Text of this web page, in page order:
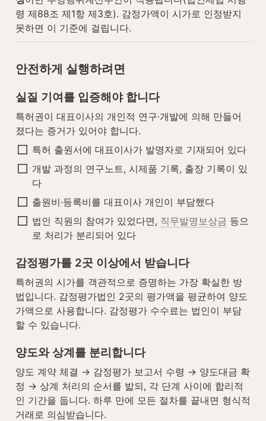
령 제88조 제1항 제3호). 감정가액이 시가로 인정받지
못하면 이 기준에 걸립니다.
안전하게 실행하려면
실질 기여를 입증해야 합니다
특허권이 대표이사의 개인적 연구·개발에 의해 만들어
졌다는 증거가 있어야 합니다.
특허 출원서에 대표이사가 발명자로 기재되어 있다
개발 과정의 연구노트, 시제품 기록, 출장 기록이 있
다
출원비·등록비를 대표이사 개인이 부담했다
법인 직원의 참여가 있었다면, 직무발명보상금 등으
로 처리가 분리되어 있다
감정평가를 2곳 이상에서 받습니다
특허권의 시가를 객관적으로 증명하는 가장 확실한 방
법입니다. 감정평가법인 2곳의 평가액을 평균하여 양도
가액으로 사용합니다. 감정평가 수수료는 법인이 부담
할 수 있습니다.
양도와 상계를 분리합니다
양도 계약 체결 → 감정평가 보고서 수령 → 양도대금 확
정 → 상계 처리의 순서를 밟되, 각 단계 사이에 합리적
인 기간을 둡니다. 하루 만에 모든 절차를 끝내면 형식적
거래로 의심받습니다.